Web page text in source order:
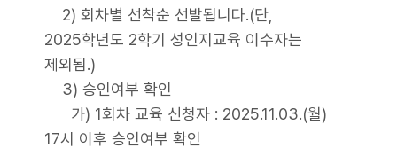
2) 회차별 선착순 선발됩니다.(단,
2025학년도 2학기 성인지교육 이수자는
제외됨.)
3) 승인여부 확인
가) 1회차 교육 신청자 : 2025.11.03.(월)
17시 이후 승인여부 확인